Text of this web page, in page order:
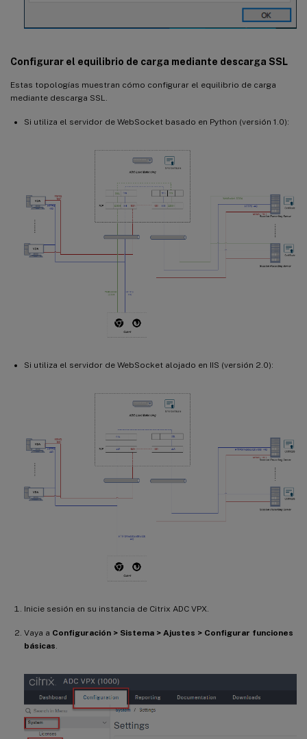
Configurar el equilibrio de carga mediante descarga SSL
Estas topologías muestran cómo configurar el equilibrio de carga
mediante descarga SSL.
Si utiliza el servidor de WebSocket basado en Python (versión 1.0):
Si utiliza el servidor de WebSocket alojado en IIS (versión 2.0):
Inicie sesión en su instancia de Citrix ADC VPX.
Vaya a Configuración > Sistema > Ajustes > Configurar funciones
básicas.